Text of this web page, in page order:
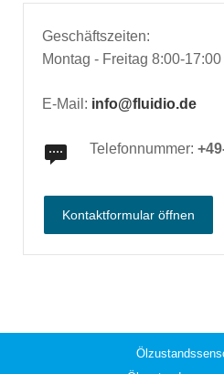
Geschäftszeiten:
Montag - Freitag 8:00-
E-Mail: info@fluidio.de
Telefonnummer:
Kontaktformular öffnen